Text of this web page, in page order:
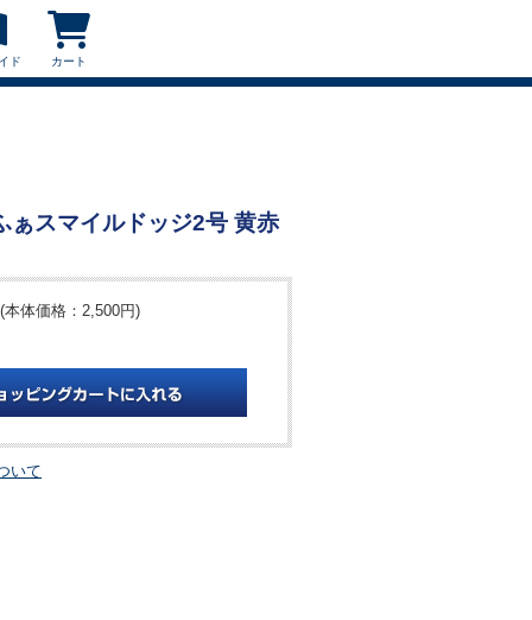
ド カート
ぁスマイルドッジ2号 黄赤
(本体価格：2,500円)
いて